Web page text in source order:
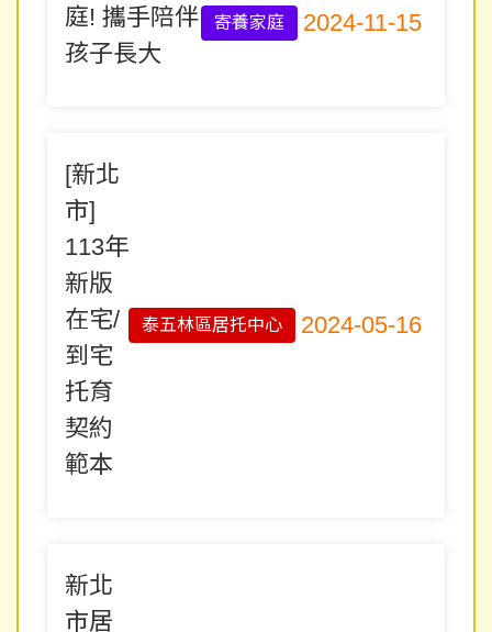
庭! 攜手陪伴
孩子長大
寄養家庭 2024-11-15
[新北
市]
113年
新版
在宅/
到宅
托育
契約
範本
泰五林區居托中心 2024-05-16
新北
市居